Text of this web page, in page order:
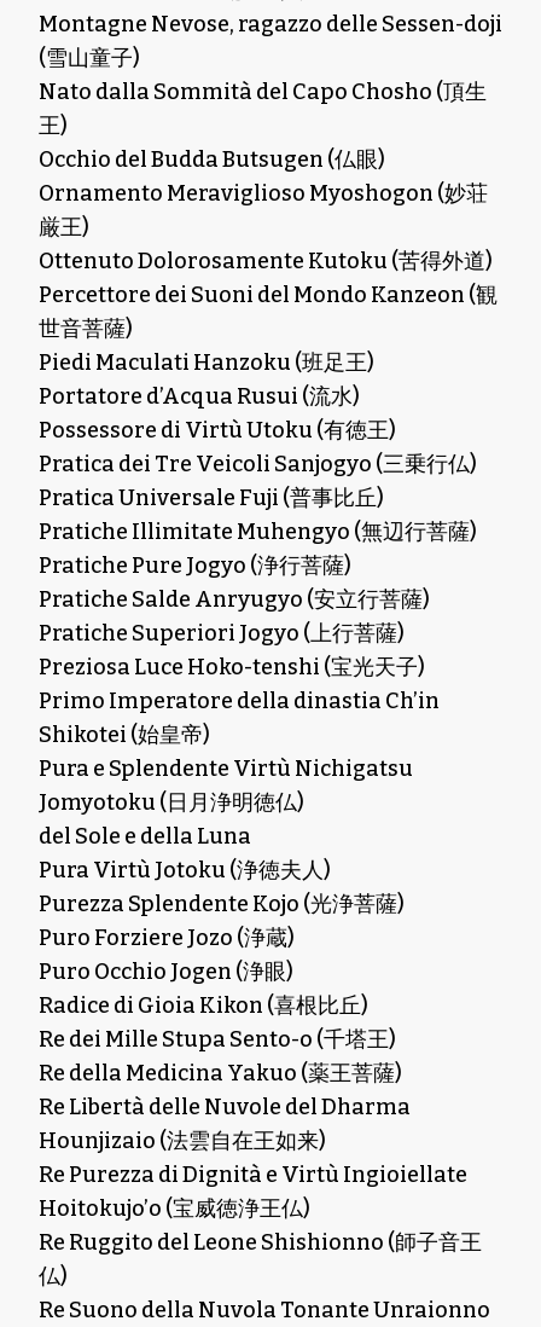
Montagne Nevose, ragazzo delle Sessen-doji
(雪山童子)
Nato dalla Sommità del Capo Chosho (頂生
王)
Occhio del Budda Butsugen (仏眼)
Ornamento Meraviglioso Myoshogon (妙荘
厳王)
Ottenuto Dolorosamente Kutoku (苦得外道)
Percettore dei Suoni del Mondo Kanzeon (観
世音菩薩)
Piedi Maculati Hanzoku (班足王)
Portatore d’Acqua Rusui (流水)
Possessore di Virtù Utoku (有徳王)
Pratica dei Tre Veicoli Sanjogyo (三乗行仏)
Pratica Universale Fuji (普事比丘)
Pratiche Illimitate Muhengyo (無辺行菩薩)
Pratiche Pure Jogyo (浄行菩薩)
Pratiche Salde Anryugyo (安立行菩薩)
Pratiche Superiori Jogyo (上行菩薩)
Preziosa Luce Hoko-tenshi (宝光天子)
Primo Imperatore della dinastia Ch’in
Shikotei (始皇帝)
Pura e Splendente Virtù Nichigatsu
Jomyotoku (日月浄明徳仏)
del Sole e della Luna
Pura Virtù Jotoku (浄徳夫人)
Purezza Splendente Kojo (光浄菩薩)
Puro Forziere Jozo (浄蔵)
Puro Occhio Jogen (浄眼)
Radice di Gioia Kikon (喜根比丘)
Re dei Mille Stupa Sento-o (千塔王)
Re della Medicina Yakuo (薬王菩薩)
Re Libertà delle Nuvole del Dharma
Hounjizaio (法雲自在王如来)
Re Purezza di Dignità e Virtù Ingioiellate
Hoitokujo’o (宝威徳浄王仏)
Re Ruggito del Leone Shishionno (師子音王
仏)
Re Suono della Nuvola Tonante Unraionno